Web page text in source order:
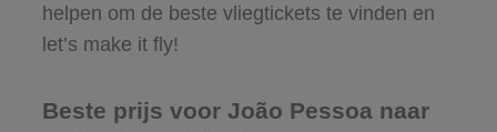
helpen om de beste vliegtickets te vinden en
let’s make it fly!
Beste prijs voor João Pessoa naar